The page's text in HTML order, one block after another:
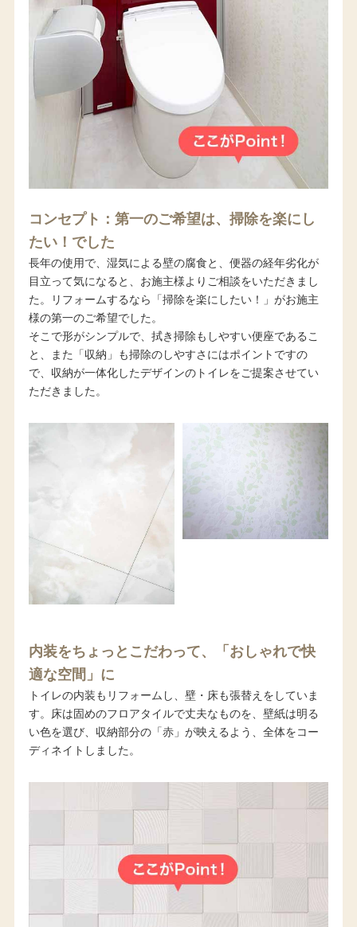
コンセプト：第一のご希望は、掃除を楽にし
たい！でした
長年の使用で、湿気による壁の腐食と、便器の経年劣化が
目立って気になると、お施主様よりご相談をいただきまし
た。リフォームするなら「掃除を楽にしたい！」がお施主
様の第一のご希望でした。
そこで形がシンプルで、拭き掃除もしやすい便座であるこ
と、また「収納」も掃除のしやすさにはポイントですの
で、収納が一体化したデザインのトイレをご提案させてい
ただきました。
内装をちょっとこだわって、「おしゃれで快
適な空間」に
トイレの内装もリフォームし、壁・床も張替えをしていま
す。床は固めのフロアタイルで丈夫なものを、壁紙は明る
い色を選び、収納部分の「赤」が映えるよう、全体をコー
ディネイトしました。